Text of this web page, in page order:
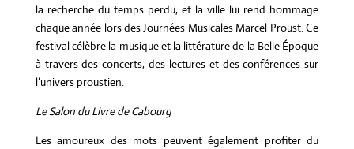
la recherche du temps perdu, et la ville lui rend hommage
chaque année lors des Journées Musicales Marcel Proust. Ce
festival célèbre la musique et la littérature de la Belle Époque
à travers des concerts, des lectures et des conférences sur
l’univers proustien.
Le Salon du Livre de Cabourg
Les amoureux des mots peuvent également profiter du